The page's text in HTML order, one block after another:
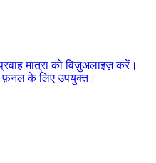
मात्रा को विज़ुअलाइज़ करें।
फ़नल के लिए उपयुक्त।